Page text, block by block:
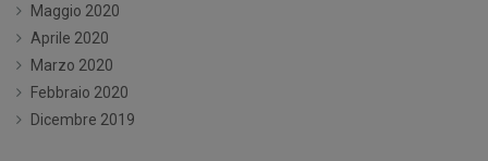
Maggio 2020
Aprile 2020
Marzo 2020
Febbraio 2020
Dicembre 2019